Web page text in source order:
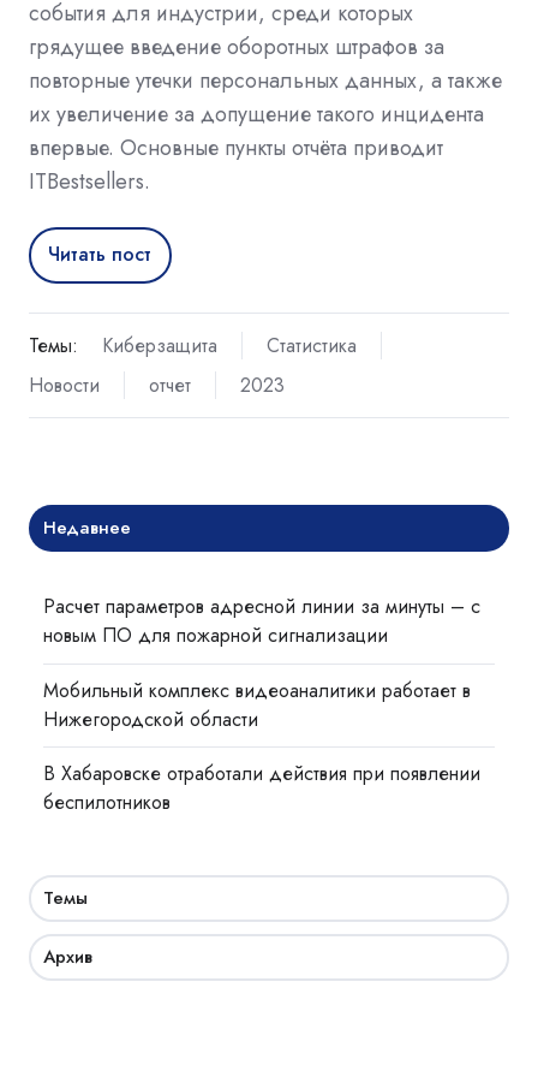
события для индустрии, среди которых
грядущее введение оборотных штрафов за
повторные утечки персональных данных, а также
их увеличение за допущение такого инцидента
впервые. Основные пункты отчёта приводит
ITBestsellers.
Читать пост
Темы: Киберзащита
Статистика
Новости
отчет 2023
Недавнее
Расчет параметров адресной линии за минуты – с
новым ПО для пожарной сигнализации
Мобильный комплекс видеоаналитики работает в
Нижегородской области
В Хабаровске отработали действия при появлении
беспилотников
Темы
Архив